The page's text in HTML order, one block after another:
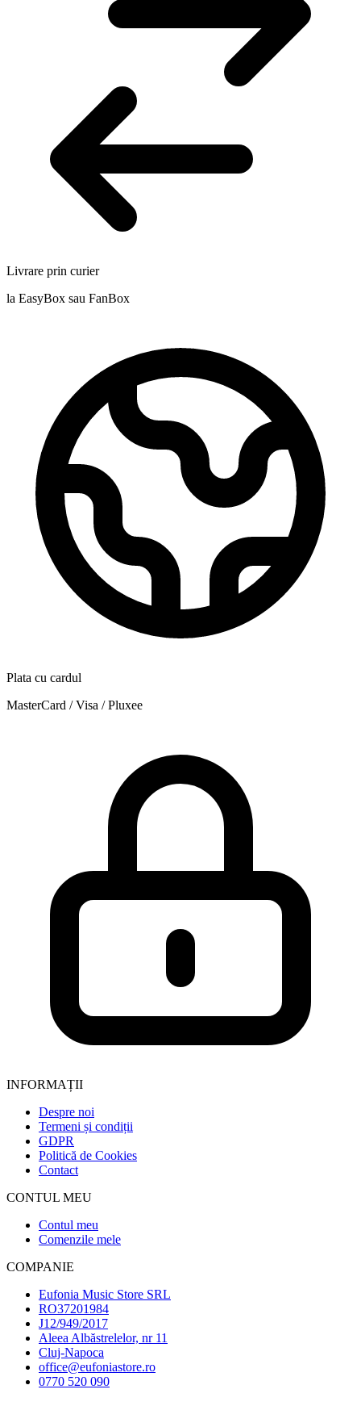
Livrare prin curier
la EasyBox sau FanBox
Plata cu cardul
MasterCard / Visa / Pluxee
INFORMAȚII
Despre noi
Termeni și condiții
GDPR
Politică de Cookies
Contact
CONTUL MEU
Contul meu
Comenzile mele
COMPANIE
Eufonia Music Store SRL
RO37201984
J12/949/2017
Aleea Albăstrelelor, nr 11
Cluj-Napoca
office@eufoniastore.ro
0770 520 090